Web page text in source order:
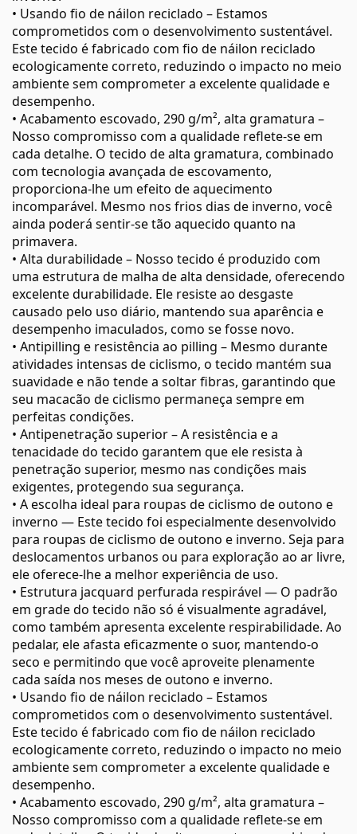
• Usando fio de náilon reciclado – Estamos
comprometidos com o desenvolvimento sustentável.
Este tecido é fabricado com fio de náilon reciclado
ecologicamente correto, reduzindo o impacto no meio
ambiente sem comprometer a excelente qualidade e
desempenho.
• Acabamento escovado, 290 g/m², alta gramatura –
Nosso compromisso com a qualidade reflete-se em
cada detalhe. O tecido de alta gramatura, combinado
com tecnologia avançada de escovamento,
proporciona-lhe um efeito de aquecimento
incomparável. Mesmo nos frios dias de inverno, você
ainda poderá sentir-se tão aquecido quanto na
primavera.
• Alta durabilidade – Nosso tecido é produzido com
uma estrutura de malha de alta densidade, oferecendo
excelente durabilidade. Ele resiste ao desgaste
causado pelo uso diário, mantendo sua aparência e
desempenho imaculados, como se fosse novo.
• Antipilling e resistência ao pilling – Mesmo durante
atividades intensas de ciclismo, o tecido mantém sua
suavidade e não tende a soltar fibras, garantindo que
seu macacão de ciclismo permaneça sempre em
perfeitas condições.
• Antipenetração superior – A resistência e a
tenacidade do tecido garantem que ele resista à
penetração superior, mesmo nas condições mais
exigentes, protegendo sua segurança.
• A escolha ideal para roupas de ciclismo de outono e
inverno — Este tecido foi especialmente desenvolvido
para roupas de ciclismo de outono e inverno. Seja para
deslocamentos urbanos ou para exploração ao ar livre,
ele oferece-lhe a melhor experiência de uso.
• Estrutura jacquard perfurada respirável — O padrão
em grade do tecido não só é visualmente agradável,
como também apresenta excelente respirabilidade. Ao
pedalar, ele afasta eficazmente o suor, mantendo-o
seco e permitindo que você aproveite plenamente
cada saída nos meses de outono e inverno.
• Usando fio de náilon reciclado – Estamos
comprometidos com o desenvolvimento sustentável.
Este tecido é fabricado com fio de náilon reciclado
ecologicamente correto, reduzindo o impacto no meio
ambiente sem comprometer a excelente qualidade e
desempenho.
• Acabamento escovado, 290 g/m², alta gramatura –
Nosso compromisso com a qualidade reflete-se em